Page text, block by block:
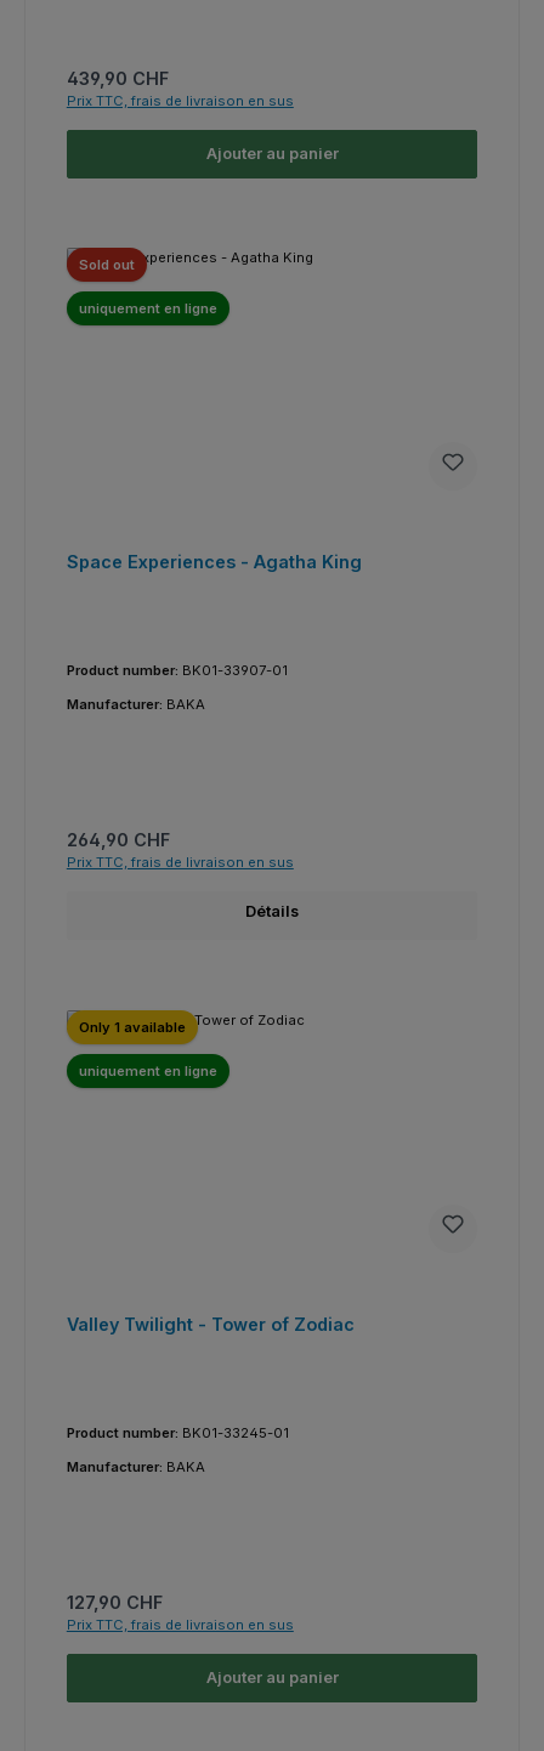
Prix régulier :
439,90 CHF
Prix TTC, frais de livraison en sus
Ajouter au panier
Sold out
uniquement en ligne
Space Experiences - Agatha King
Product number: BK01-33907-01
Manufacturer: BAKA
Prix régulier :
264,90 CHF
Prix TTC, frais de livraison en sus
Détails
Only 1 available
uniquement en ligne
Valley Twilight - Tower of Zodiac
Product number: BK01-33245-01
Manufacturer: BAKA
Prix régulier :
127,90 CHF
Prix TTC, frais de livraison en sus
Ajouter au panier